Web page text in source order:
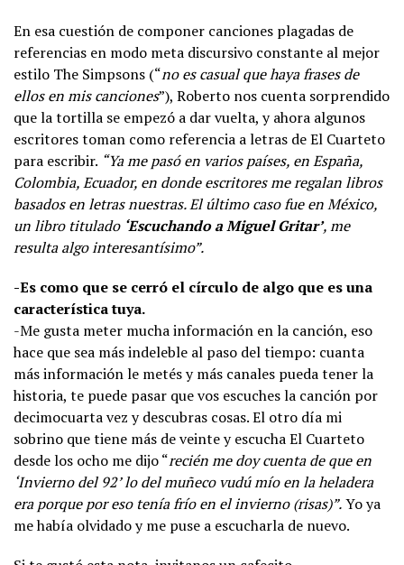
En esa cuestión de componer canciones plagadas de
referencias en modo meta discursivo constante al mejor
estilo The Simpsons (“no es casual que haya frases de
ellos en mis canciones”), Roberto nos cuenta sorprendido
que la tortilla se empezó a dar vuelta, y ahora algunos
escritores toman como referencia a letras de El Cuarteto
para escribir. “Ya me pasó en varios países, en España,
Colombia, Ecuador, en donde escritores me regalan libros
basados en letras nuestras. El último caso fue en México,
un libro titulado ‘Escuchando a Miguel Gritar’, me
resulta algo interesantísimo”.
-Es como que se cerró el círculo de algo que es una
característica tuya.
-Me gusta meter mucha información en la canción, eso
hace que sea más indeleble al paso del tiempo: cuanta
más información le metés y más canales pueda tener la
historia, te puede pasar que vos escuches la canción por
decimocuarta vez y descubras cosas. El otro día mi
sobrino que tiene más de veinte y escucha El Cuarteto
desde los ocho me dijo “recién me doy cuenta de que en
‘Invierno del 92’ lo del muñeco vudú mío en la heladera
era porque por eso tenía frío en el invierno (risas)”.Yo ya
me había olvidado y me puse a escucharla de nuevo.